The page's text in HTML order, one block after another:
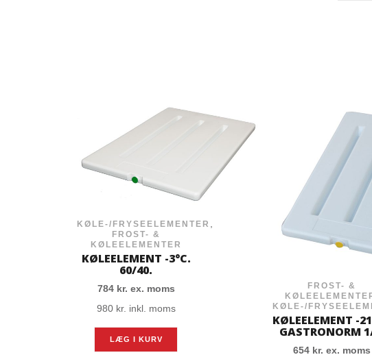
KØLE-/FRYSEELEMENTER
FROST- &
KØLEELEMENTER
KØLEELEMENT -3°C.
60/40.
784 kr. ex. moms
980 kr. inkl. moms
LÆG I KURV
FROST- &
KØLE-/
KØLEELEMENT -
GASTRONORM
654 kr. ex. moms